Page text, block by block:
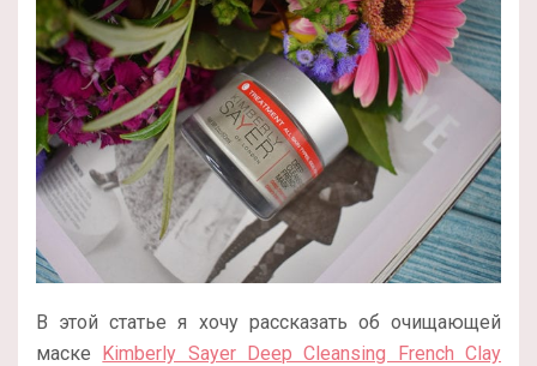
В этой статье я хочу рассказать об очищающей
маске Kimberly Sayer Deep Cleansing French Clay